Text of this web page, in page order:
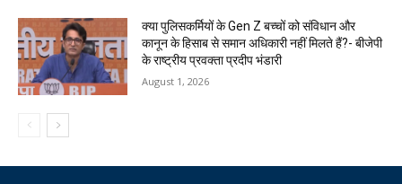
क्या पुलिसकर्मियों के Gen Z बच्चों को संविधान और
कानून के हिसाब से समान अधिकारी नहीं मिलते हैं?- बीजेपी
के राष्ट्रीय प्रवक्ता प्रदीप भंडारी
August 1, 2026